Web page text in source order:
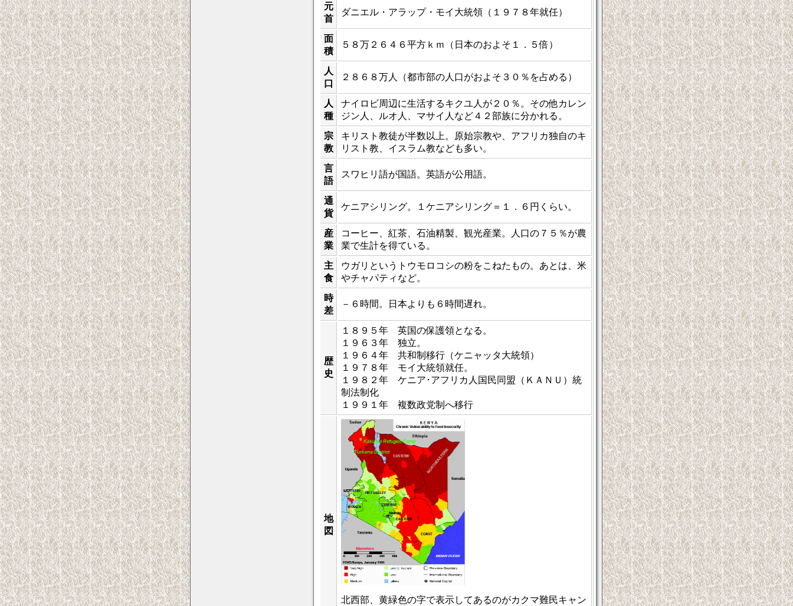
元
首
ダニエル・アラップ・モイ大統領（１９７８年就任）
面
積
５８万２６４６平方ｋｍ（日本のおよそ１．５倍）
人
口
２８６８万人（都市部の人口がおよそ３０％を占める）
人
種
ナイロビ周辺に生活するキクユ人が２０％。その他カレン
ジン人、ルオ人、マサイ人など４２部族に分かれる。
宗
教
キリスト教徒が半数以上。原始宗教や、アフリカ独自のキ
リスト教、イスラム教なども多い。
言
語
スワヒリ語が国語。英語が公用語。
通
貨
ケニアシリング。１ケニアシリング＝１．６円くらい。
産
業
コーヒー、紅茶、石油精製、観光産業。人口の７５％が農
業で生計を得ている。
主
食
ウガリというトウモロコシの粉をこねたもの。あとは、米
やチャパティなど。
時
差
－６時間。日本よりも６時間遅れ。
歴
史
１８９５年 英国の保護領となる。
１９６３年 独立。
１９６４年 共和制移行（ケニャッタ大統領）
１９７８年 モイ大統領就任。
１９８２年 ケニア･アフリカ人国民同盟（ＫＡＮＵ）統
制法制化
１９９１年 複数政党制へ移行
地
図
北西部、黄緑色の字で表示してあるのがカクマ難民キャン